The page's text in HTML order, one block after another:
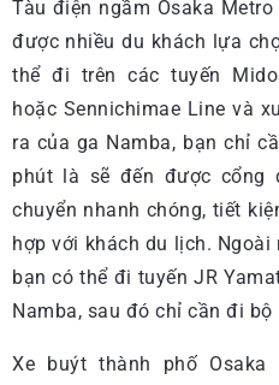
Tàu điện ngầm Osaka
được nhiều du khách lựa
thể đi trên các tuyến
hoặc Sennichimae Line và
ra của ga Namba, bạn chỉ
phút là sẽ đến được cổng
chuyển nhanh chóng, tiết
hợp với khách du lịch. Ngoài
bạn có thể đi tuyến JR
Namba, sau đó chỉ cần đi
Xe buýt thành phố